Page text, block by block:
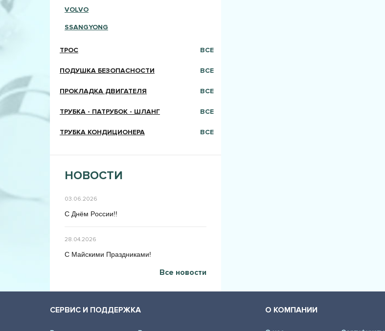
VOLVO
SSANGYONG
ВСЕ
ТРОС
ВСЕ
ПОДУШКА БЕЗОПАСНОСТИ
ВСЕ
ПРОКЛАДКА ДВИГАТЕЛЯ
ВСЕ
ТРУБКА - ПАТРУБОК - ШЛАНГ
ВСЕ
ТРУБКА КОНДИЦИОНЕРА
НОВОСТИ
03.06.2026
C Днём Poccии!!
28.04.2026
C Maйcкими Праздниками!
Все новости
СЕРВИС И ПОДДЕРЖКА О КОМПАНИИ